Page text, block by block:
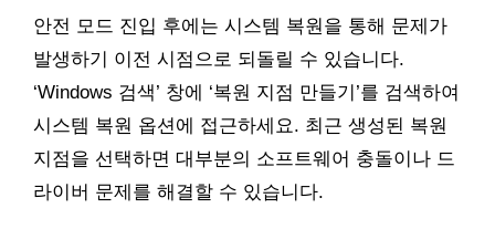
안전 모드 진입 후에는 시스템 복원을 통해 문제가
발생하기 이전 시점으로 되돌릴 수 있습니다.
‘Windows 검색’ 창에 ‘복원 지점 만들기’를 검색하여
시스템 복원 옵션에 접근하세요. 최근 생성된 복원
지점을 선택하면 대부분의 소프트웨어 충돌이나 드
라이버 문제를 해결할 수 있습니다.